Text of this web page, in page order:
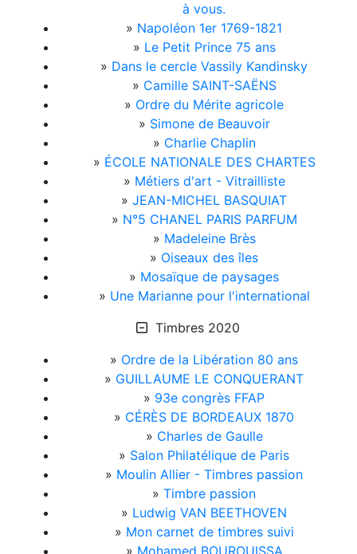
à vous.
» Napoléon 1er 1769-1821
» Le Petit Prince 75 ans
» Dans le cercle Vassily Kandinsky
» Camille SAINT-SAËNS
» Ordre du Mérite agricole
» Simone de Beauvoir
» Charlie Chaplin
» ÉCOLE NATIONALE DES CHARTES
» Métiers d'art - Vitrailliste
» JEAN-MICHEL BASQUIAT
» N°5 CHANEL PARIS PARFUM
» Madeleine Brès
» Oiseaux des îles
» Mosaïque de paysages
» Une Marianne pour l'international
Timbres 2020
» Ordre de la Libération 80 ans
» GUILLAUME LE CONQUERANT
» 93e congrès FFAP
» CÉRÈS DE BORDEAUX 1870
» Charles de Gaulle
» Salon Philatélique de Paris
» Moulin Allier - Timbres passion
» Timbre passion
» Ludwig VAN BEETHOVEN
» Mon carnet de timbres suivi